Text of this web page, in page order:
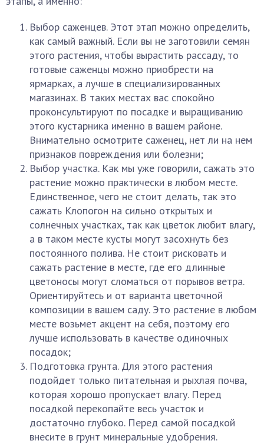
Выбор саженцев. Этот этап можно определить,
как самый важный. Если вы не заготовили семян
этого растения, чтобы вырастить рассаду, то
готовые саженцы можно приобрести на
ярмарках, а лучше в специализированных
магазинах. В таких местах вас спокойно
проконсультируют по посадке и выращиванию
этого кустарника именно в вашем районе.
Внимательно осмотрите саженец, нет ли на нем
признаков повреждения или болезни;
Выбор участка. Как мы уже говорили, сажать это
растение можно практически в любом месте.
Единственное, чего не стоит делать, так это
сажать Клопогон на сильно открытых и
солнечных участках, так как цветок любит влагу,
а в таком месте кусты могут засохнуть без
постоянного полива. Не стоит рисковать и
сажать растение в месте, где его длинные
цветоносы могут сломаться от порывов ветра.
Ориентируйтесь и от варианта цветочной
композиции в вашем саду. Это растение в любом
месте возьмет акцент на себя, поэтому его
лучше использовать в качестве одиночных
посадок;
Подготовка грунта. Для этого растения
подойдет только питательная и рыхлая почва,
которая хорошо пропускает влагу. Перед
посадкой перекопайте весь участок и
достаточно глубоко. Перед самой посадкой
внесите в грунт минеральные удобрения.